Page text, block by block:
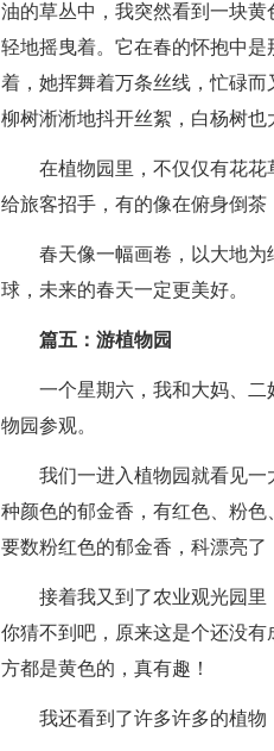
油的草丛中，我突然看到一块
轻地摇曳着。它在春的怀抱中
着，她挥舞着万条丝线，忙碌而
柳树淅淅地抖开丝絮，白杨树也
在植物园里，不仅仅有花
给旅客招手，有的像在俯身倒茶
春天像一幅画卷，以大地
球，未来的春天一定更美好。
篇五：游植物园
一个星期六，我和大妈、
物园参观。
我们一进入植物园就看见
种颜色的郁金香，有红色、粉
要数粉红色的郁金香，科漂亮了
接着我又到了农业观光园里
你猜不到吧，原来这是个还没
方都是黄色的，真有趣！
我还看到了许多许多的植物